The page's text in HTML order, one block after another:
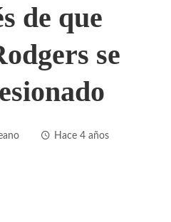
de que
se
Hace 4 años